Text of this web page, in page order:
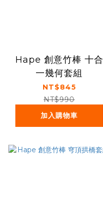
Hape 創意竹棒 十合
一幾何套組
NT$845
NT$990
加入購物車